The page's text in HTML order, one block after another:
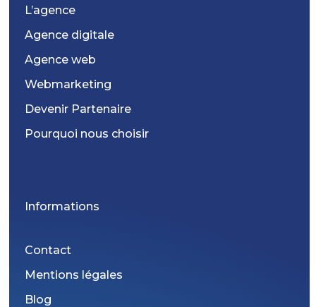
L’agence
Agence digitale
Agence web
Webmarketing
Devenir Partenaire
Pourquoi nous choisir
Informations
Contact
Mentions légales
Blog